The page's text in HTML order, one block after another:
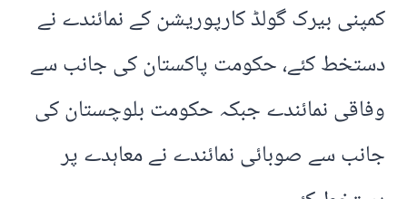
کمپنی بیرک گولڈ کارپوریشن کے نمائندے نے
دستخط کئے، حکومت پاکستان کی جانب سے
وفاقی نمائندے جبکہ حکومت بلوچستان کی
جانب سے صوبائی نمائندے نے معاہدے پر